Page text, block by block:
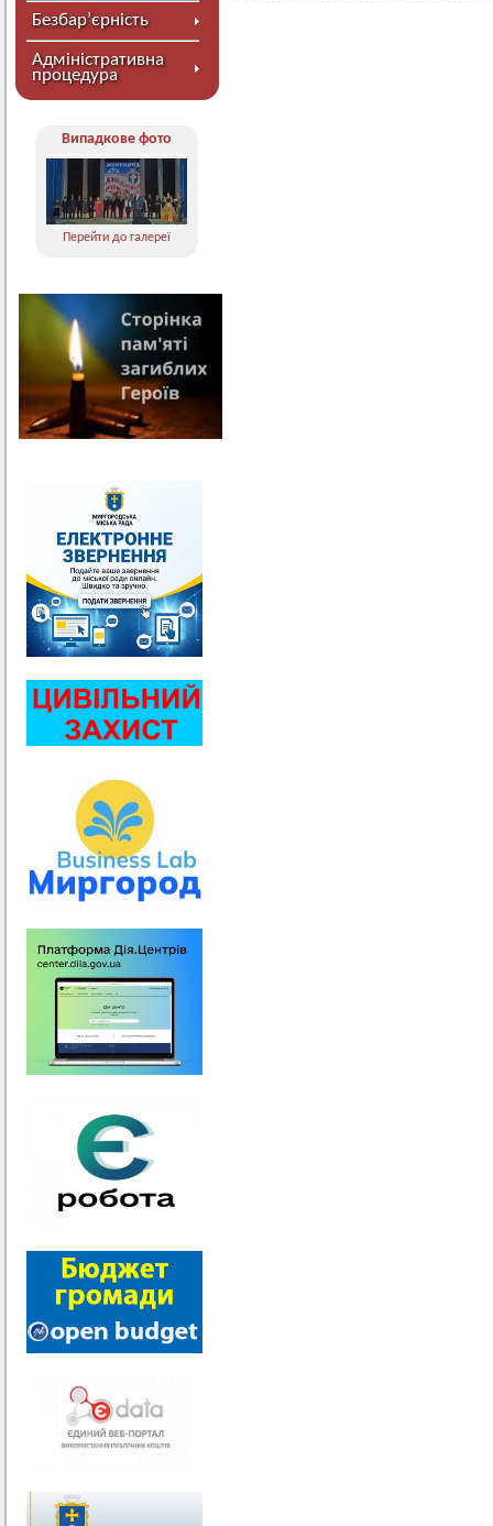
Безбар’єрність
Адміністративна
процедура
Випадкове фото
Перейти до галереї